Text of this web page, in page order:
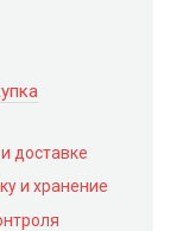
доставке
и хранение